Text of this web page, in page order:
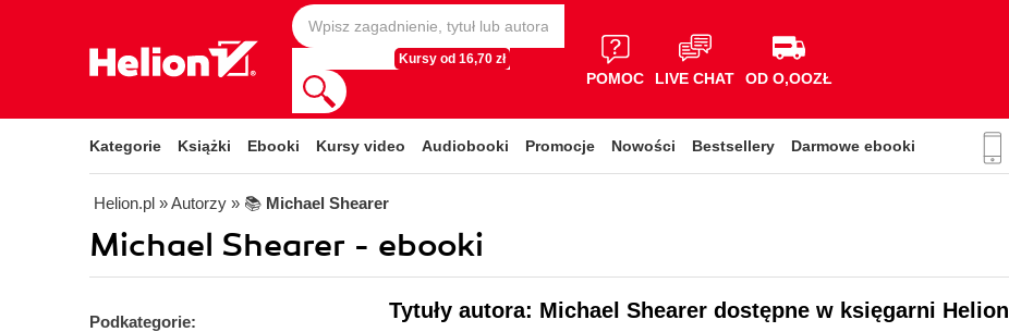
Kursy od 16,70 zł
POMOC LIVE CHAT OD O,OOZŁ
Kategorie Książki Ebooki Kursy video Audiobooki Promocje Nowości Bestsellery Darmowe ebooki
Helion.pl » Autorzy » 📚 Michael Shearer
Michael Shearer - ebooki
Podkategorie:
Tytuły autora: Michael Shearer dostępne w księgarni Helion